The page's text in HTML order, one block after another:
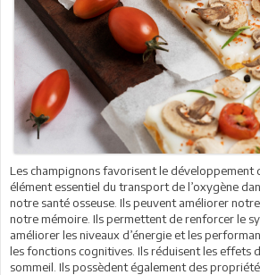
Les champignons favorisent le développement
élément essentiel du transport de l’oxygène
notre santé osseuse. Ils peuvent améliorer
notre mémoire. Ils permettent de renforcer le
améliorer les niveaux d’énergie et les
les fonctions cognitives. Ils réduisent les effets
sommeil. Ils possèdent également des